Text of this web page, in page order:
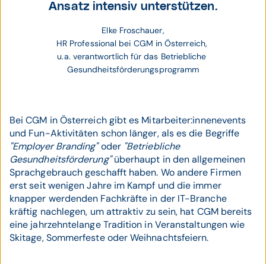
Ansatz intensiv unterstützen.
Elke Froschauer,
HR Professional bei CGM in Österreich,
u.a. verantwortlich für das Betriebliche
Gesundheitsförderungsprogramm
Bei CGM in Österreich gibt es Mitarbeiter:innenevents
und Fun-Aktivitäten schon länger, als es die Begriffe
"Employer Branding"oder "Betriebliche
Gesundheitsförderung"überhaupt in den allgemeinen
Sprachgebrauch geschafft haben. Wo andere Firmen
erst seit wenigen Jahre im Kampf und die immer
knapper werdenden Fachkräfte in der IT-Branche
kräftig nachlegen, um attraktiv zu sein, hat CGM bereits
eine jahrzehntelange Tradition in Veranstaltungen wie
Skitage, Sommerfeste oder Weihnachtsfeiern.